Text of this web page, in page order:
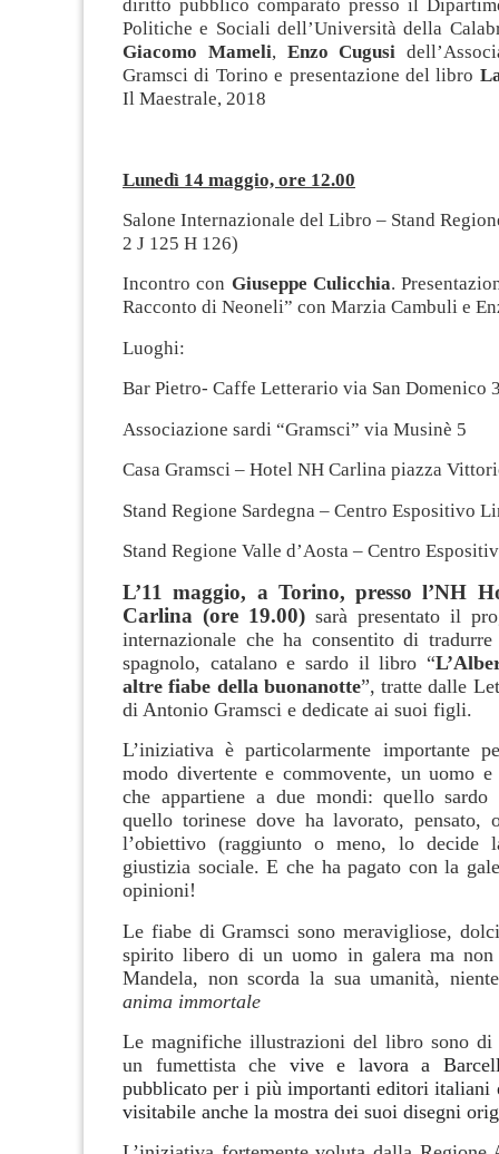
diritto pubblico comparato presso il
Politiche e Sociali dell’Università della
Giacomo Mameli, Enzo Cugusi
Gramsci di Torino e presentazione del libro
Il Maestrale, 2018
Lunedì 14 maggio, ore 12.00
Salone Internazionale del Libro – Stand
2 J 125 H 126)
Incontro con Giuseppe Culicchia.
Racconto di Neoneli” con Marzia Cambuli e
Luoghi:
Bar Pietro- Caffe Letterario via San Domenico
Associazione sardi “Gramsci” via Musinè 5
Casa Gramsci – Hotel NH Carlina piazza
Stand Regione Sardegna – Centro Espositivo
Stand Regione Valle d’Aosta – Centro
L’11 maggio, a Torino, presso l’NH
Carlina (ore 19.00) sarà presentato il
internazionale che ha consentito di
spagnolo, catalano e sardo il libro “
altre fiabe della buonanotte”, tratte dalle
di Antonio Gramsci e dedicate ai suoi figli.
L’iniziativa è particolarmente importante
modo divertente e commovente, un uomo
che appartiene a due mondi: quello
quello torinese dove ha lavorato, pensato,
l’obiettivo (raggiunto o meno, lo decide
giustizia sociale. E che ha pagato con la
opinioni!
Le fiabe di Gramsci sono meravigliose,
spirito libero di un uomo in galera ma non
Mandela, non scorda la sua umanità,
anima immortale
Le magnifiche illustrazioni del libro sono di
un fumettista che vive e lavora a
pubblicato per i più importanti editori italiani
visitabile anche la mostra dei suoi disegni